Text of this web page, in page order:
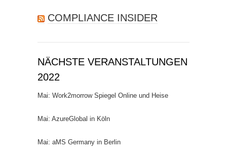
COMPLIANCE INSIDER
NÄCHSTE VERANSTALTUNGEN
2022
Mai: Work2morrow Spiegel Online und Heise
Mai: AzureGlobal in Köln
Mai: aMS Germany in Berlin